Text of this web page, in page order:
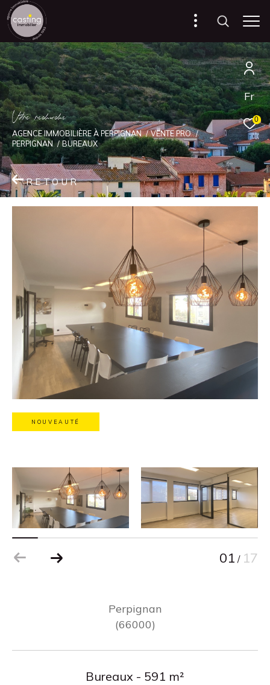
Fr
0
Vore recece
AGENCE IMMOBILIÈRE À PERPIGNAN
VENTE PRO
PERPIGNAN
BUREAUX
RETOUR
NOUVEAUTÉ
01 / 17
Perpignan
(66000)
Bureaux - 591 m²